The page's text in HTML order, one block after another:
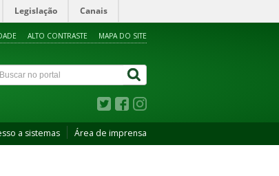
Legislação Canais
ALTO CONTRASTE MAPA DO SITE
a sistemas Área de imprensa